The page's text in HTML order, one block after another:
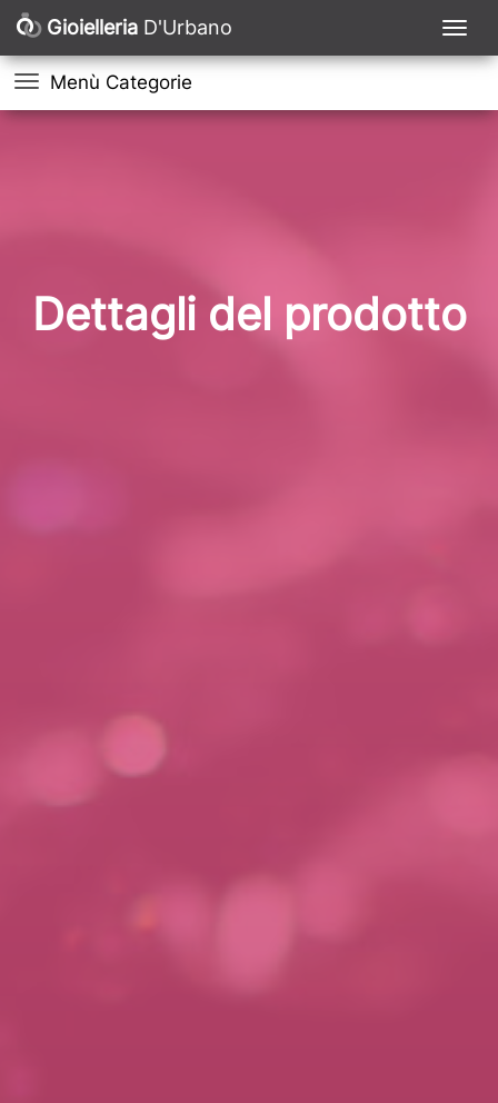
Gioielleria D'Urbano
Menù Categorie
Dettagli del prodotto